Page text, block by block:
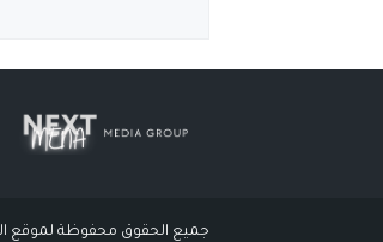
جميع الحقوق محفوظة لموقع المراسل